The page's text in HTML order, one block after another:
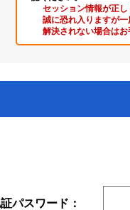
セッション情報が正
誠に恐れ入りますが一
解決されない場合はお
パスワード：